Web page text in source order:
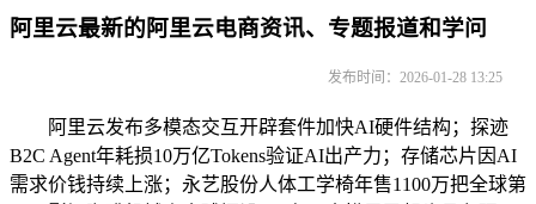
阿里云最新的阿里云电商资讯、专题报道和学问
发布时间：2026-01-28 13:25
阿里云发布多模态交互开辟套件加快AI硬件结构；探迹
B2C Agent年耗损10万亿Tokens验证AI出产力；存储芯片因AI
需求价钱持续上涨；永艺股份人体工学椅年售1100万把全球第